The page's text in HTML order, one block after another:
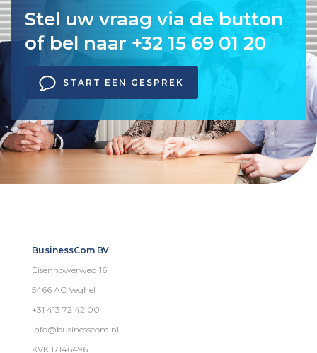
Stel uw vraag via de button
of bel naar +32 15 69 01 20
START EEN GESPREK
BusinessCom BV
Eisenhowerweg 16
5466 AC Veghel
+31 413 72 42 00
info@businesscom.nl
KVK 17146496